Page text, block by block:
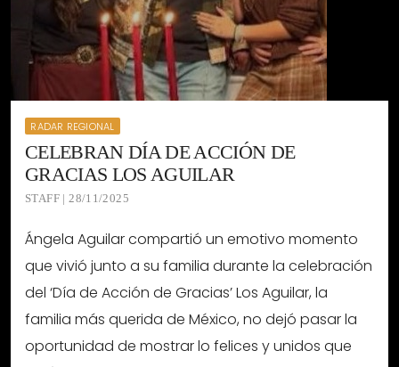
RADAR REGIONAL
CELEBRAN DÍA DE ACCIÓN DE
GRACIAS LOS AGUILAR
STAFF | 28/11/2025
Ángela Aguilar compartió un emotivo momento
que vivió junto a su familia durante la celebración
del ‘Día de Acción de Gracias’ Los Aguilar, la
familia más querida de México, no dejó pasar la
oportunidad de mostrar lo felices y unidos que